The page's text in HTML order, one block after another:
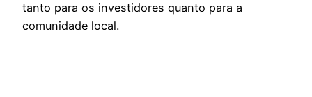
tanto para os investidores quanto para a
comunidade local.